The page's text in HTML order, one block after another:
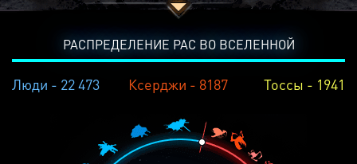
РАСПРЕДЕЛЕНИЕ РАС ВО ВСЕЛЕННОЙ
Люди - 22 473 Ксерджи - 8187 Тоссы - 1941